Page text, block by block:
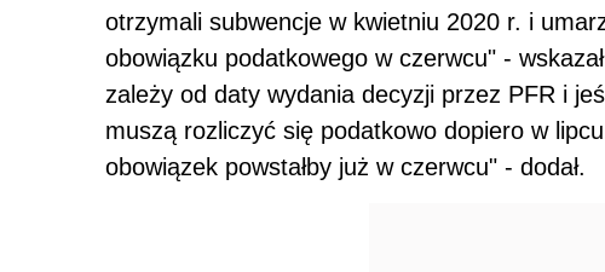
otrzymali subwencje w kwietniu 2020 r. i
obowiązku podatkowego w czerwcu" -
zależy od daty wydania decyzji przez PFR i
muszą rozliczyć się podatkowo dopiero w
obowiązek powstałby już w czerwcu" - dodał.